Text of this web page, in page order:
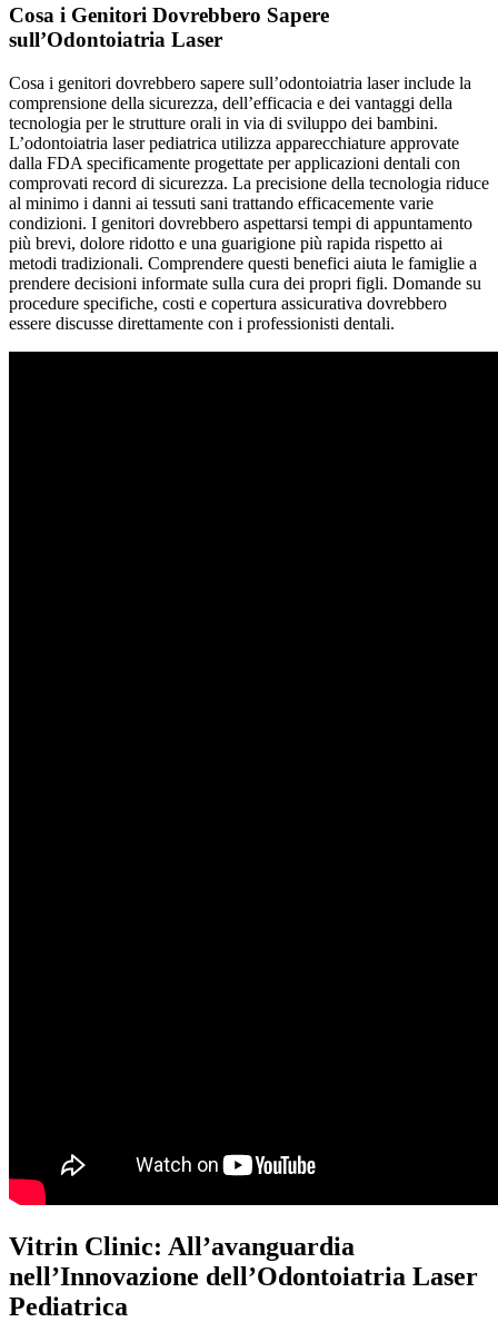
Cosa i Genitori Dovrebbero Sapere
sull’Odontoiatria Laser
Cosa i genitori dovrebbero sapere sull’odontoiatria laser include la
comprensione della sicurezza, dell’efficacia e dei vantaggi della
tecnologia per le strutture orali in via di sviluppo dei bambini.
L’odontoiatria laser pediatrica utilizza apparecchiature approvate
dalla FDA specificamente progettate per applicazioni dentali con
comprovati record di sicurezza. La precisione della tecnologia riduce
al minimo i danni ai tessuti sani trattando efficacemente varie
condizioni. I genitori dovrebbero aspettarsi tempi di appuntamento
più brevi, dolore ridotto e una guarigione più rapida rispetto ai
metodi tradizionali. Comprendere questi benefici aiuta le famiglie a
prendere decisioni informate sulla cura dei propri figli. Domande su
procedure specifiche, costi e copertura assicurativa dovrebbero
essere discusse direttamente con i professionisti dentali.
Vitrin Clinic: All’avanguardia
nell’Innovazione dell’Odontoiatria Laser
Pediatrica